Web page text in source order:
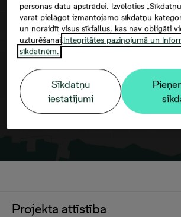
Google maps trešās
izmantošana
Projekta attīstība
personas datu apstrādei. Izvēloties
varat pielāgot izmantojamo sīkdatņu
un noraidīt visus sīkfailus, kas nav obligāti
uzturēšanai.Integritātes paziņojumā un
sīkdatnēm.
Sīkdatņu
iestatījumi